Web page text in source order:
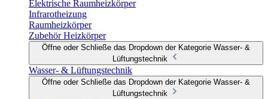
Elektrische Raumheizkörper
Infrarotheizung
Raumheizkörper
Zubehör Heizkörper
Öffne oder Schließe das Dropdown der Kategorie Wasser- &
Lüftungstechnik
Wasser- & Lüftungstechnik
Öffne oder Schließe das Dropdown der Kategorie Wasser- &
Lüftungstechnik